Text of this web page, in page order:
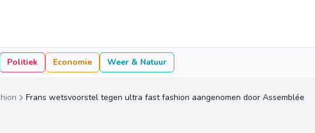
Politiek Economie Weer & Natuur
Frans wetsvoorstel tegen ultra fast fashion aangenomen door Assemblée